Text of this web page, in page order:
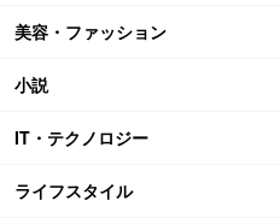
美容・ファッション
小説
IT・テクノロジー
ライフスタイル